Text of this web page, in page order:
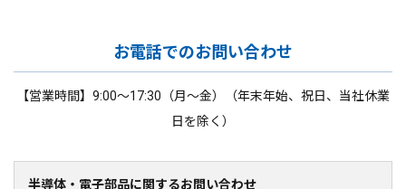
お電話でのお問い合わせ
【営業時間】9:00～17:30（月～金）（年末年始、祝日、当社休業
日を除く）
半導体・電子部品に関するお問い合わせ